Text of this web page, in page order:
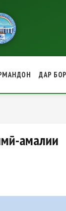
ДАР
амалии